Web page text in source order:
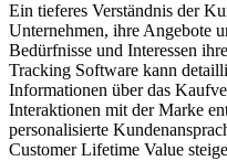
Ein tieferes Verständnis der
Unternehmen, ihre Angebote
Bedürfnisse und Interessen
Tracking Software kann
Informationen über das
Interaktionen mit der Marke
personalisierte
Customer Lifetime Value